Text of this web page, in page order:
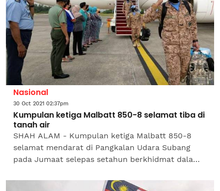
Nasional
30 Oct 2021 02:37pm
Kumpulan ketiga Malbatt 850-8 selamat tiba di
tanah air
SHAH ALAM - Kumpulan ketiga Malbatt 850-8
selamat mendarat di Pangkalan Udara Subang
pada Jumaat selepas setahun berkhidmat dalam
Markas Angkatan...